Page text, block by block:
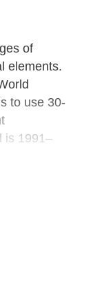
of
elements.
to use 30-
is 1991–
to
This